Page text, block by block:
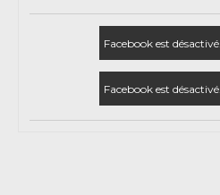
Facebook est désactivé.
Facebook est désactivé.